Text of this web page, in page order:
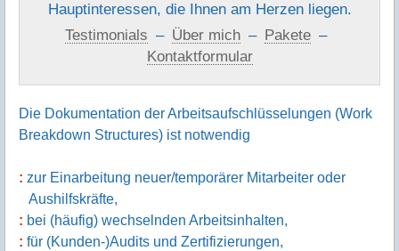
Hauptinteressen, die Ihnen am Herzen liegen.
Testimonials – Über mich– Pakete–
Kontaktformular
Die Dokumentation der Arbeitsaufschlüsselungen (Work
Breakdown Structures) ist notwendig
zur Einarbeitung neuer/temporärer Mitarbeiter oder
Aushilfskräfte,
bei (häufig) wechselnden Arbeitsinhalten,
für (Kunden-)Audits und Zertifizierungen,